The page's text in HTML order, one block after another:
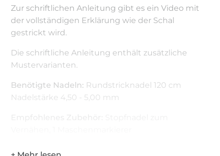
Zur schriftlichen Anleitung gibt es ein Video mit
der vollständigen Erklärung wie der Schal
gestrickt wird.
Die schriftliche Anleitung enthält zusätzliche
Mustervarianten.
Benötigte Nadeln: Rundstricknadel 120 cm
Nadelstärke 4,50 - 5,00 mm